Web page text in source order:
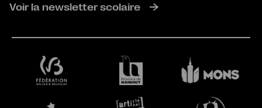
Voir la newsletter scolaire